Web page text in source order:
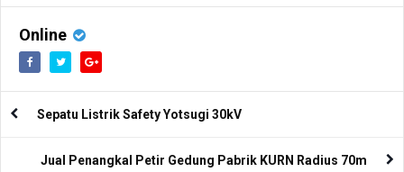
Online
Sepatu Listrik Safety Yotsugi 30kV
Jual Penangkal Petir Gedung Pabrik KURN Radius 70m